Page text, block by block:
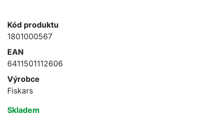
Kód produktu
1801000567
EAN
6411501112606
Výrobce
Fiskars
Skladem